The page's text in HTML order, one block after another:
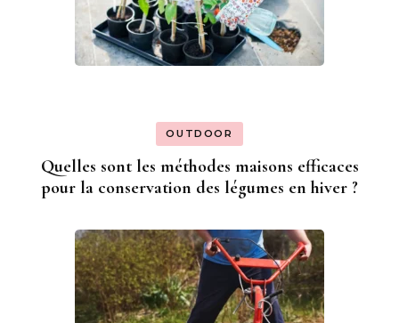
OUTDOOR
Quelles sont les méthodes maisons efficaces
pour la conservation des légumes en hiver ?